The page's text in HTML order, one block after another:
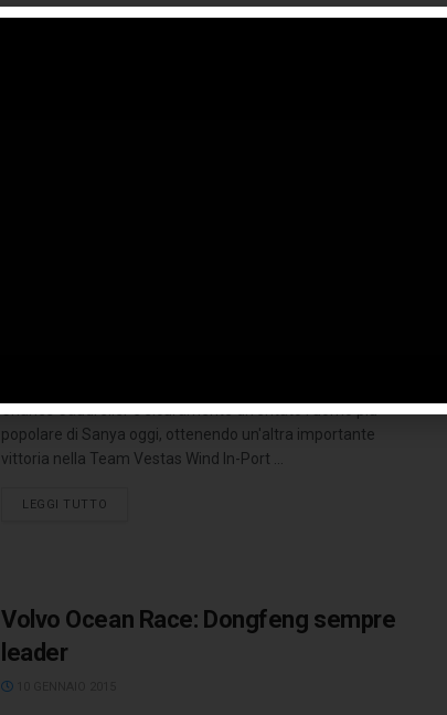
partnership con Dongfeng
Charles Caudrelier è sicuramente diventato l'uomo più
popolare di Sanya oggi, ottenendo un'altra importante
vittoria nella Team Vestas Wind In-Port ...
LEGGI TUTTO
Volvo Ocean Race: Dongfeng sempre
leader